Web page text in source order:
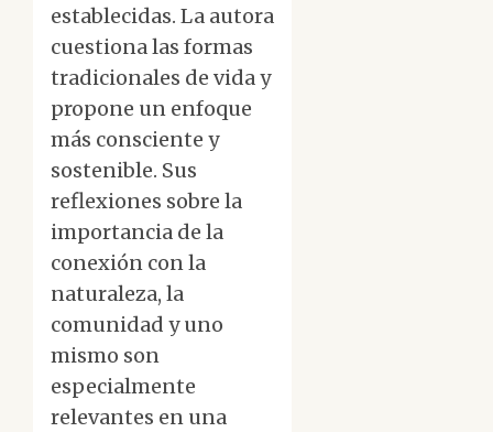
establecidas. La autora
cuestiona las formas
tradicionales de vida y
propone un enfoque
más consciente y
sostenible. Sus
reflexiones sobre la
importancia de la
conexión con la
naturaleza, la
comunidad y uno
mismo son
especialmente
relevantes en una